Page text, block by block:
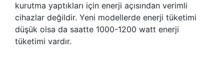
kurutma yaptıkları için enerji açısından verimli
cihazlar değildir. Yeni modellerde enerji tüketimi
düşük olsa da saatte 1000-1200 watt enerji
tüketimi vardır.